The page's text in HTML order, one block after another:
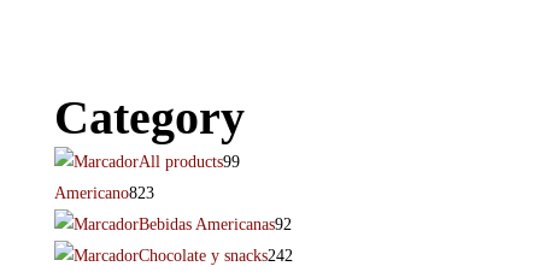
Category
All products99
Americano823
Bebidas Americanas92
Chocolate y snacks242